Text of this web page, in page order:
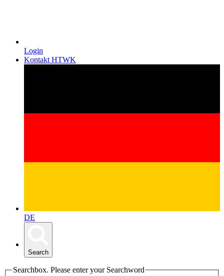
Login
Kontakt HTWK
DE
Search
Searchbox. Please enter your Searchword